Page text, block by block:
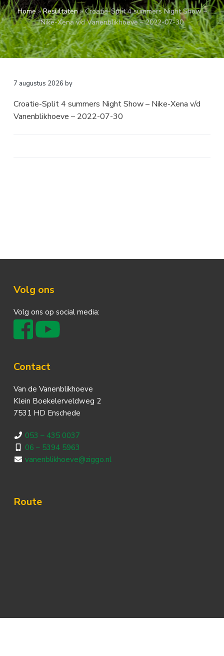
a
v
i
g
a
o
u
d
k
s
t
Home»Resultaten»Croatie-Split 4 summers Night Show –
Nike-Xena v/d Vanenblikhoeve – 2022-07-30
7 augustus 2026 by
Croatie-Split 4 summers Night Show – Nike-Xena v/d
Vanenblikhoeve – 2022-07-30
Footer
Volg ons
Volg ons op social media:
Contact
Van de Vanenblikhoeve
Klein Boekelerveldweg 2
7531 HD Enschede
053 – 435 0037
06 – 5394 5963
vanenblikhoeve@ziggo.nl
Route